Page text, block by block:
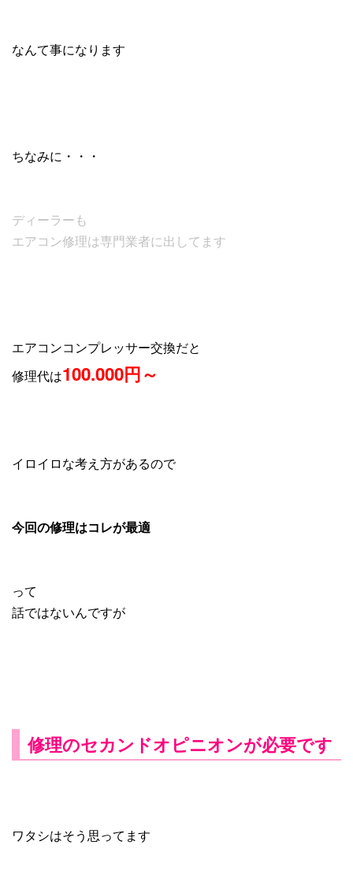
なんて事になります
ちなみに・・・
ディーラーも
エアコン修理は専門業者に出してます
エアコンコンプレッサー交換だと
修理代は100.000円～
イロイロな考え方があるので
今回の修理はコレが最適
って
話ではないんですが
修理のセカンドオピニオンが必要です
ワタシはそう思ってます